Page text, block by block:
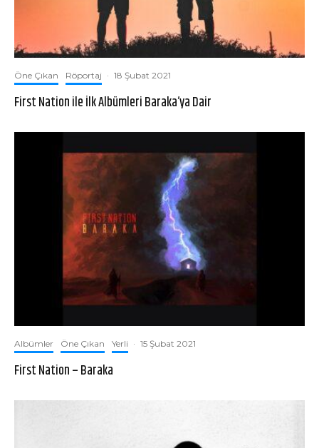
Öne Çıkan Röportaj · 18 Şubat 2021
First Nation ile İlk Albümleri Baraka’ya Dair
Albümler Öne Çıkan Yerli · 15 Şubat 2021
First Nation – Baraka